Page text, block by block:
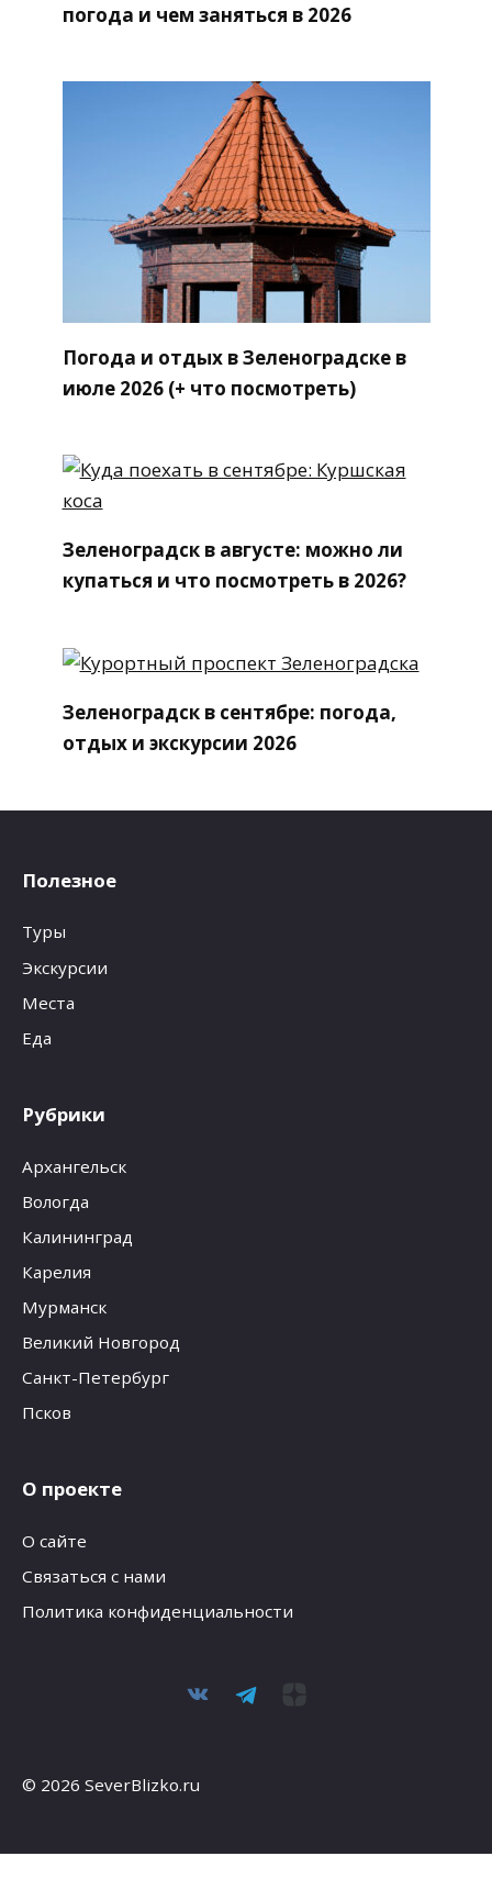
погода и чем заняться в 2026
Погода и отдых в Зеленоградске в
июле 2026 (+ что посмотреть)
Зеленоградск в августе: можно ли
купаться и что посмотреть в 2026?
Зеленоградск в сентябре: погода,
отдых и экскурсии 2026
Полезное
Туры
Экскурсии
Места
Еда
Рубрики
Архангельск
Вологда
Калининград
Карелия
Мурманск
Великий Новгород
Санкт-Петербург
Псков
О проекте
О сайте
Связаться с нами
Политика конфиденциальности
© 2026 SeverBlizko.ru